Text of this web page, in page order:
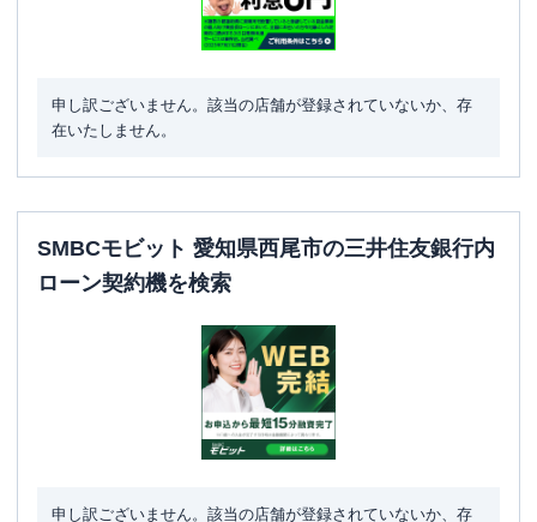
申し訳ございません。該当の店舗が登録されていないか、存
在いたしません。
SMBCモビット 愛知県西尾市の三井住友銀行内
ローン契約機を検索
申し訳ございません。該当の店舗が登録されていないか、存